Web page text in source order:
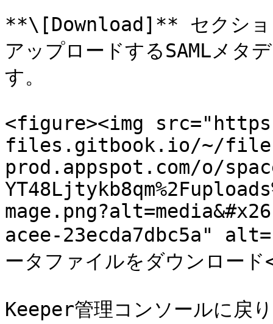
**\[Download]** セクショ
アップロードするSAMLメタ
す。
<figure><img
files.gitbook.io/~/
prod.appspot.com/o/
acee-23ecda7dbc5a"
ータファイルをダウンロ
Keeper管理コンソールに戻